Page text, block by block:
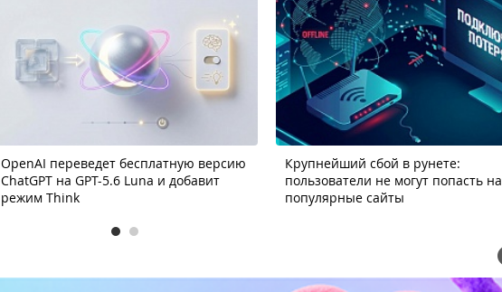
OpenAI переведет бесплатную версию
ChatGPT на GPT-5.6 Luna и добавит
режим Think
Крупнейший сбой в рунете:
пользователи не могут попасть на
популярные сайты